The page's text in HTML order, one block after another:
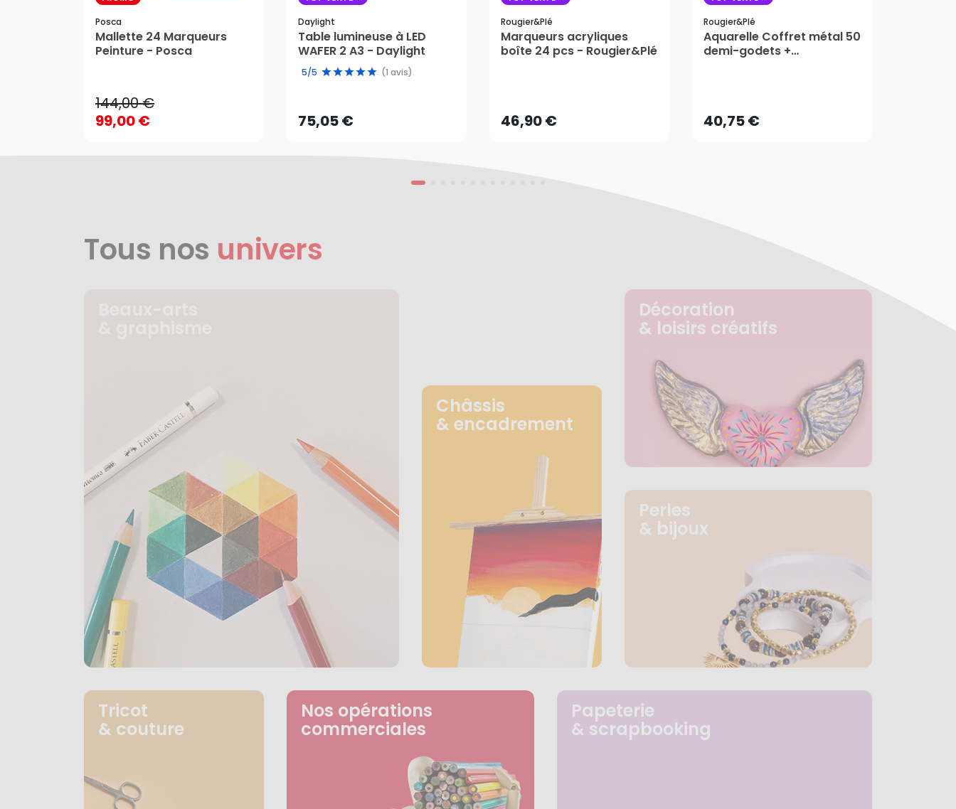
Posca
Mallette 24 Marqueurs
Peinture - Posca
144,00 €
99,00 €
144,00 €
AJOUTER AU PANIER
Daylight
Table lumineuse à LED
WAFER 2 A3 - Daylight
5/5 (1 avis)
75,05 €
75,05 €
AJOUTER AU PANIER
Rougier&plé
Marqueurs acryliques
boîte 24 pcs - Rougier&Plé
46,90 €AJOUTER AU PANIER
Rougier&plé
Aquarelle Coffret métal 50
demi-godets +
40,75 €AJOUTER AU PANIER
Tous nos univers
Châssis
& encadrement
Décoration
& loisirs créatifs
Perles
& bijoux
Tricot
& couture
Nos opérations
commerciales
Papeterie
& scrapbooking